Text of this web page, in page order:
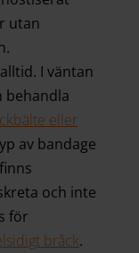
utan
I väntan
behandla
eller
av bandage
och inte
för
bråck.